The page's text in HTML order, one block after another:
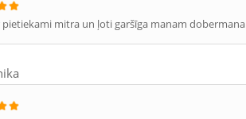
pietiekami mitra un ļoti garšīga manam